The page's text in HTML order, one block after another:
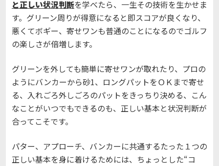
と正しい状況判断を学べたら、一生その技術を生かせま
す。 グリーン周りが得意になると即スコアが良くなり、
悪くてボギー、寄せワンも普通のことになるのでゴルフ
の楽しさが倍増します。
グリーンを外しても簡単に寄せワンが取れたり、プロの
ようにバンカーから砂1、ロングパットをＯＫまで寄せ
る、入れごろ外しごろのパットをきっちり決める、こん
なことがいつでもできるのも、正しい基本と状況判断が
合ってこそです。
パター、アプローチ、バンカーに共通するたった１つの
正しい基本を身に着けるためには、ちょっとした“コ